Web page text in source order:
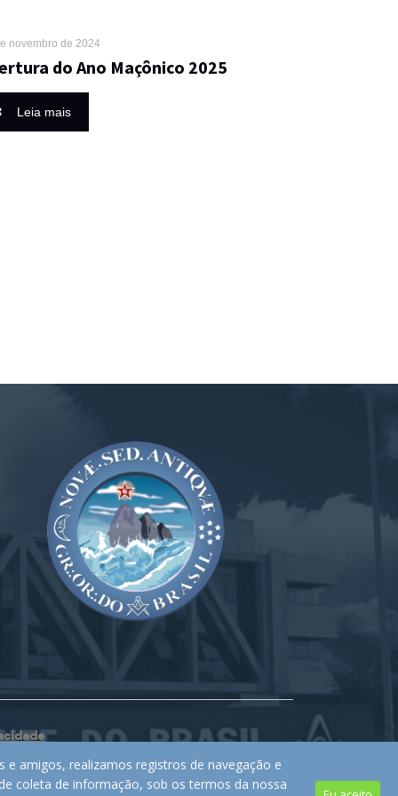
novembro de 2024
do Ano Maçônico 2025
Leia mais
amigos, realizamos registros de navegação e
coleta de informação, sob os termos da nossa